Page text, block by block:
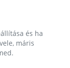
és ha
máris